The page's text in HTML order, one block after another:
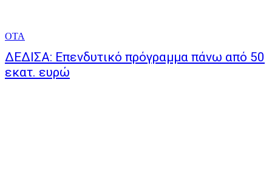
ΟΤΑ
ΔΕΔΙΣΑ: Επενδυτικό πρόγραμμα πάνω από 50
εκατ. ευρώ